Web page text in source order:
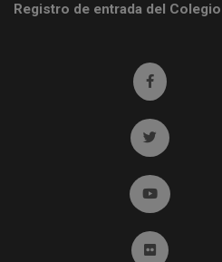
Registro de entrada del
Ir a
Ir a twitter
Ir a
Ir a Flickr